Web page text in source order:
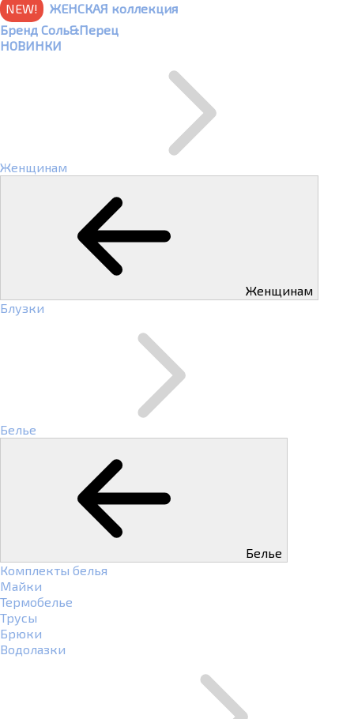
NEW!
ЖЕНСКАЯ коллекция
Бренд Соль&Перец
НОВИНКИ
Женщинам
Женщинам
Блузки
Белье
Белье
Комплекты белья
Майки
Термобелье
Трусы
Брюки
Водолазки